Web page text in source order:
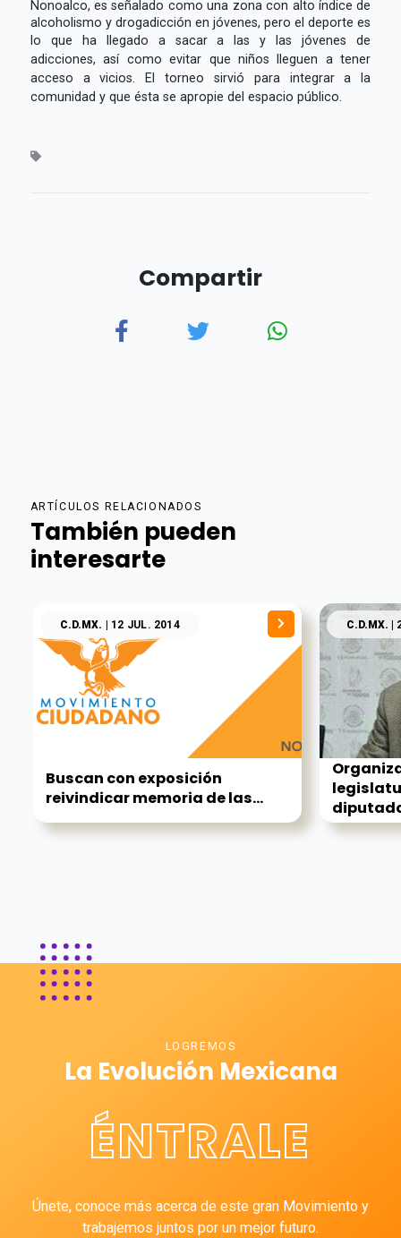
Nonoalco, es señalado como una zona con alto índice de
alcoholismo y drogadicción en jóvenes, pero el deporte es
lo que ha llegado a sacar a las y las jóvenes de
adicciones, así como evitar que niños lleguen a tener
acceso a vicios. El torneo sirvió para integrar a la
comunidad y que ésta se apropie del espacio público.
Compartir
ARTÍCULOS RELACIONADOS
También pueden
interesarte
C.D.MX. | 12 JUL. 2014
Buscan con exposición
reivindicar memoria de las...
C.D.MX. |
LOGREMOS
La Evolución Mexicana
ÉNTRALE
Únete, conoce más acerca de este gran Movimiento y
trabajemos juntos por un mejor futuro.